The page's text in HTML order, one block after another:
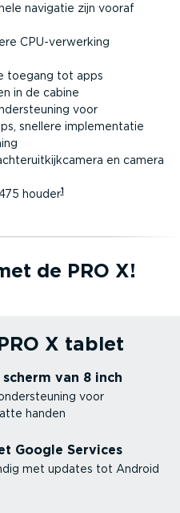
navigatie zijn vooraf
CPU-ver­werking
toegang tot apps
in de cabine
voor
snellere imple­men­tatie
en camera
houder1
de PRO X!
X tablet
van 8 inch
voor
handen
Google Services
met updates tot Android